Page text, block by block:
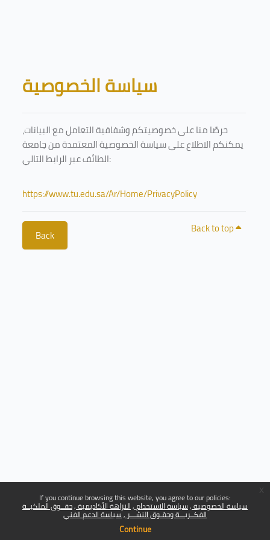
If you continue browsing this website, you agree to our policies:
سياسة الخصوصية سياسة الاستخدام النزاهة الأكاديمية حقــوق الملكيــة
الفكــريـــة وحقـوق النشـــر سياسة الدعم الفني
Continue
Blocks
سياسة الخصوصية
حرصًا منا على خصوصيتكم وشفافية التعامل مع البيانات،
يمكنكم الاطلاع على سياسة الخصوصية المعتمدة من جامعة
الطائف عبر الرابط التالي:
https://www.tu.edu.sa/Ar/Home/PrivacyPolicy
Back Back to top